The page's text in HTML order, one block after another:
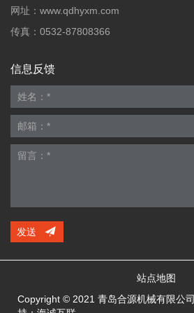
网址： www.qdhyxm.com
传真：0532-87808366
信息反馈
发送
站点地图
Copyright © 2021 青岛合源机械有限公